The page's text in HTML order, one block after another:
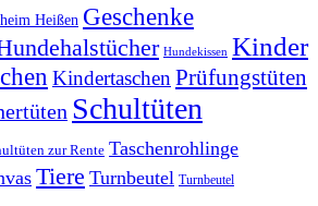
Heißen Geschenke
Hundekissen Kinder
Kindertaschen Prüfungstüten
Schultüten
zur Rente Taschenrohlinge
Tiere Turnbeutel Turnbeutel